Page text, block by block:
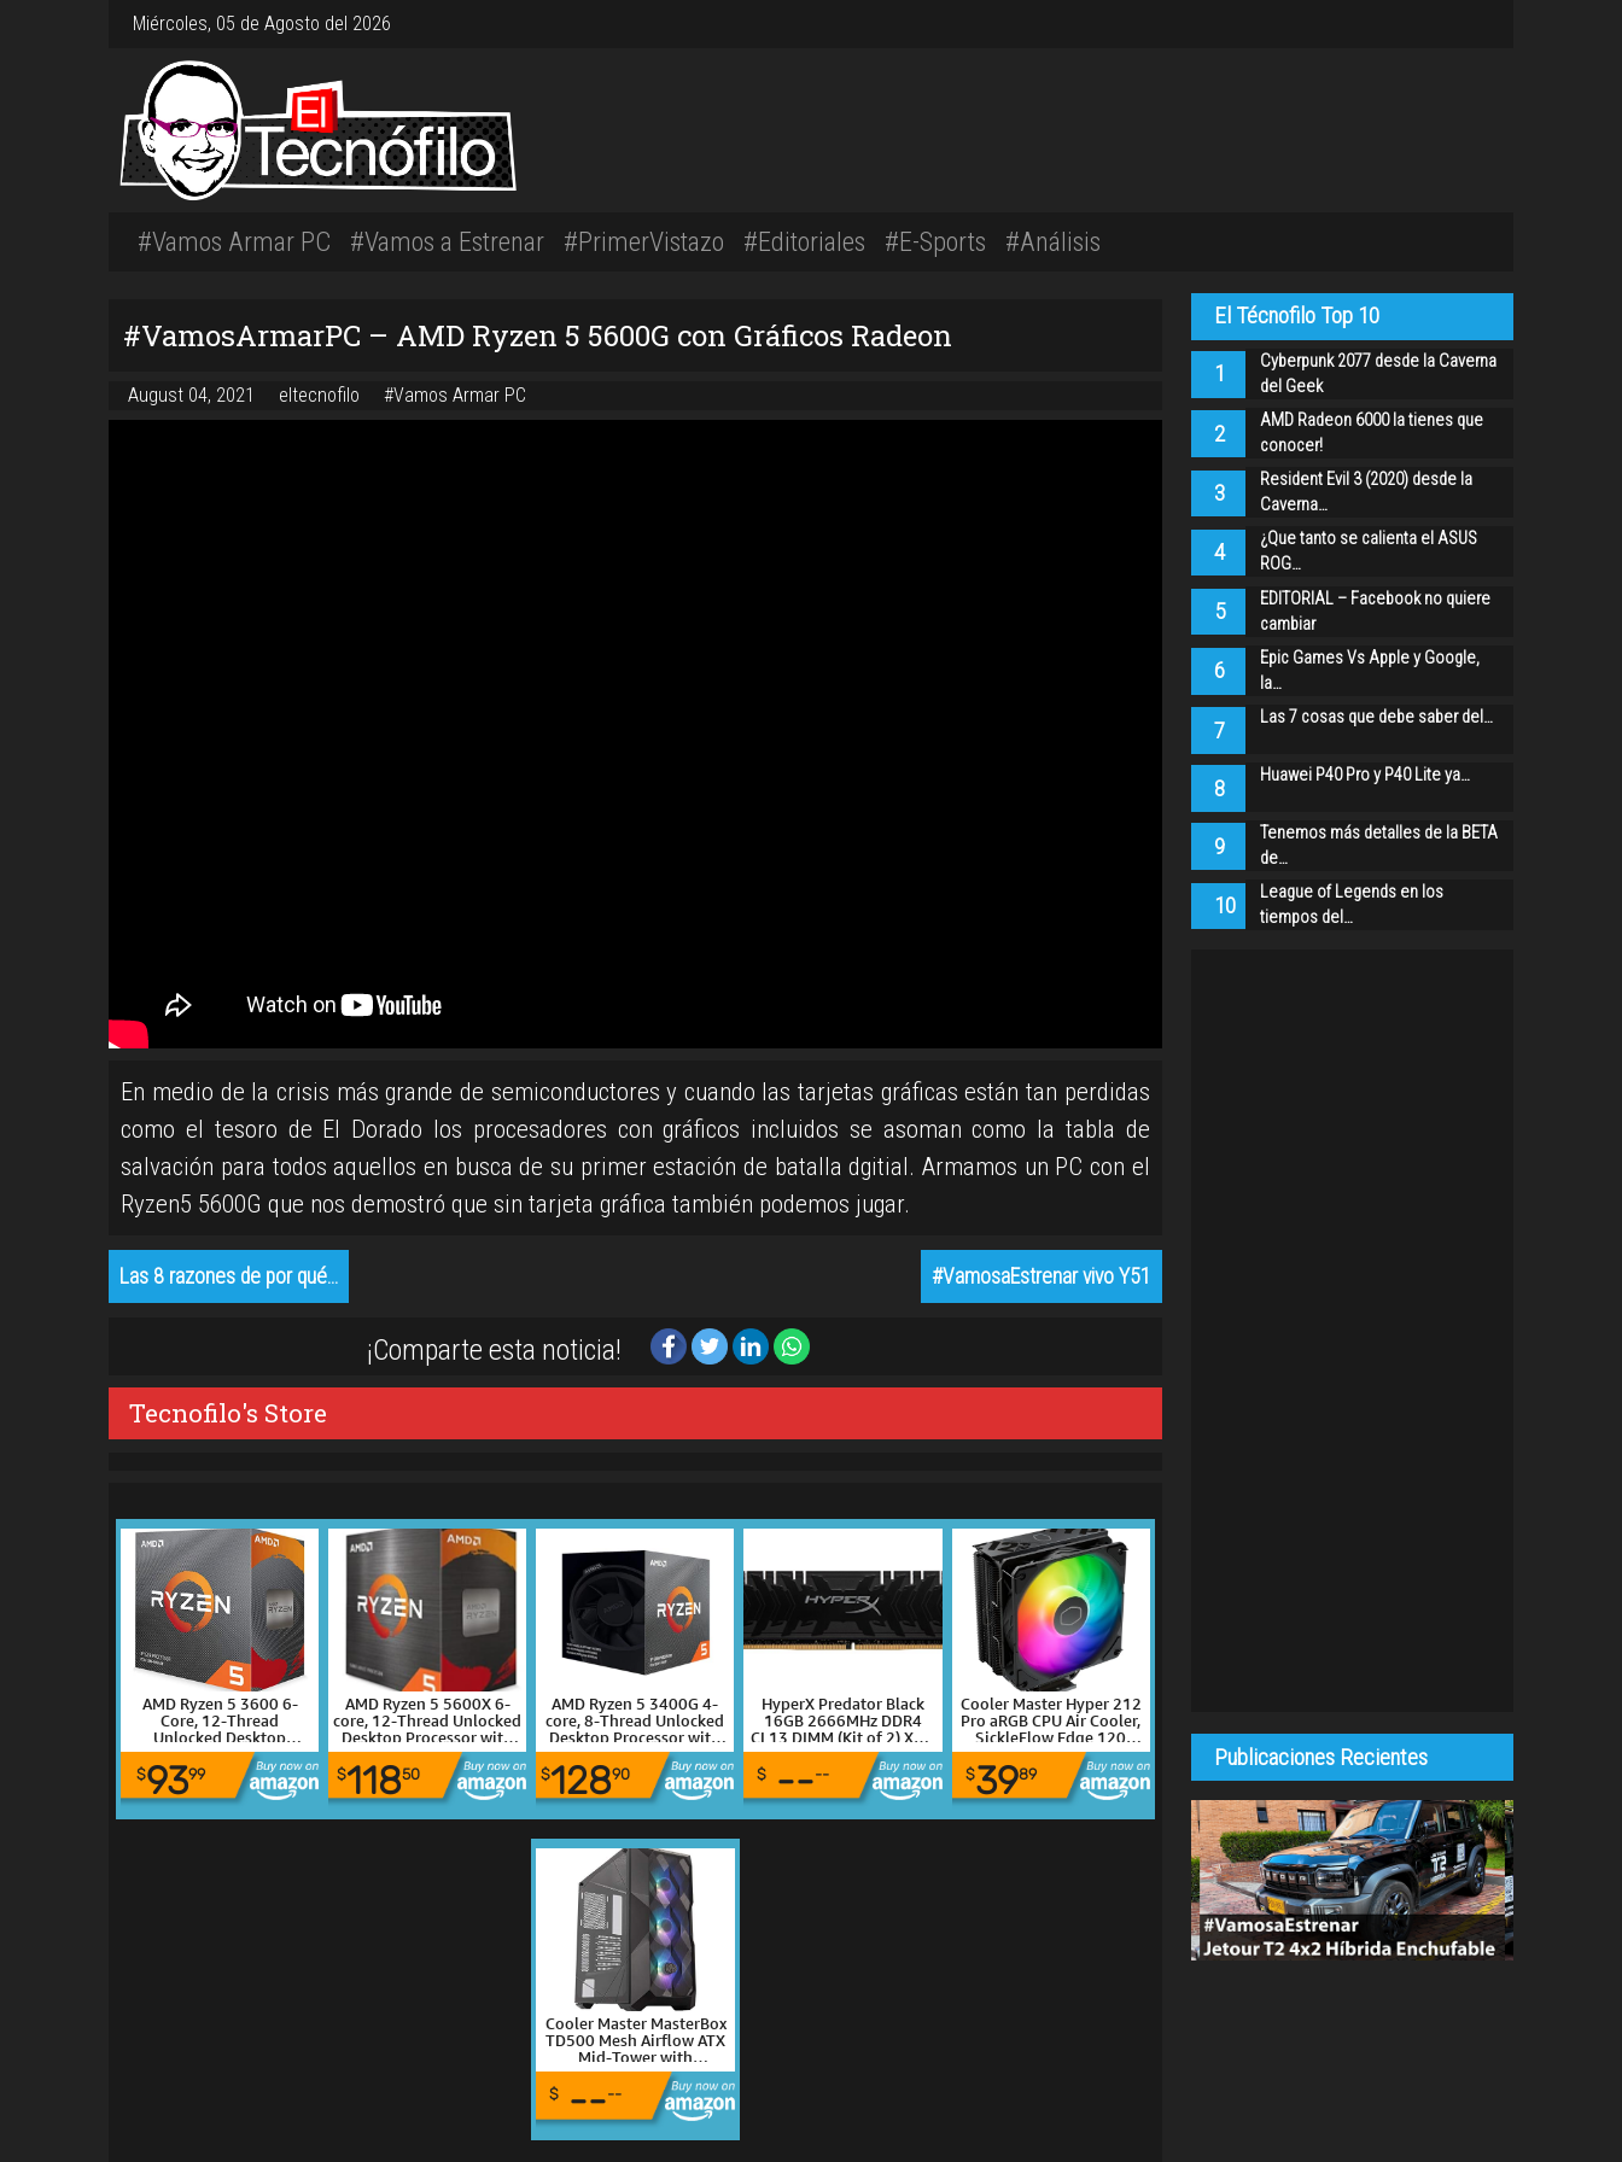
Miércoles, 05 de Agosto del 2026
#Vamos Armar PC #Vamos a Estrenar #PrimerVistazo #Editoriales #E-Sports #Análisis
#VamosArmarPC – AMD Ryzen 5 5600G con Gráficos Radeon
August 04, 2021 eltecnofilo #Vamos Armar PC
En medio de la crisis más grande de semiconductores y cuando las tarjetas gráficas están tan perdidas
como el tesoro de El Dorado los procesadores con gráficos incluidos se asoman como la tabla de
salvación para todos aquellos en busca de su primer estación de batalla dgitial. Armamos un PC con el
Ryzen5 5600G que nos demostró que sin tarjeta gráfica también podemos jugar.
Las 8 razones de por qué… #VamosaEstrenar vivo Y51
¡Comparte esta noticia!
Tecnofilo's Store
AMD Ryzen 5 3600 6-
Core, 12-Thread
Unlocked Desktop
Processor with Wraith
Stealth Cooler
$9399
AMD Ryzen 5 5600X 6-
core, 12-Thread Unlocked
Desktop Processor with
Wraith Stealth Cooler
$11850
AMD Ryzen 5 3400G 4-
core, 8-Thread Unlocked
Desktop Processor with
Radeon RX Graphics
$12890
HyperX Predator Black
16GB 2666MHz DDR4
CL13 DIMM (Kit of 2) XMP
(HX426C13PB3K2/16)
$ ----
Cooler Master Hyper 212
Pro aRGB CPU Air Cooler,
SickleFlow Edge 120
PWM Fan, Composite 4
Copper Heat Pipes,
152mm Tall, Sleek Top
Cover, AMD Ryzen
AM5|AM4, Intel LGA
$3989
Cooler Master MasterBox
TD500 Mesh Airflow ATX
Mid-Tower with
Polygonal Mesh Front
Panel, Crystalline
Tempered Glass, E-ATX up
to 10.5", Three 120mm
ARGB Lighting Fans
$ ----
El Técnofilo Top 10
1
Cyberpunk 2077 desde la Caverna
del Geek
2
AMD Radeon 6000 la tienes que
conocer!
3
Resident Evil 3 (2020) desde la
Caverna…
4
¿Que tanto se calienta el ASUS
ROG…
5
EDITORIAL – Facebook no quiere
cambiar
6
Epic Games Vs Apple y Google,
la…
7 Las 7 cosas que debe saber del…
8 Huawei P40 Pro y P40 Lite ya…
9
Tenemos más detalles de la BETA
de…
10
League of Legends en los
tiempos del…
Publicaciones Recientes